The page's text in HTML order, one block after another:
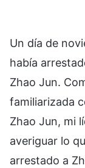
Un día de
había
Zhao Jun.
familiarizada
Zhao Jun, mi
averiguar lo
arrestado a